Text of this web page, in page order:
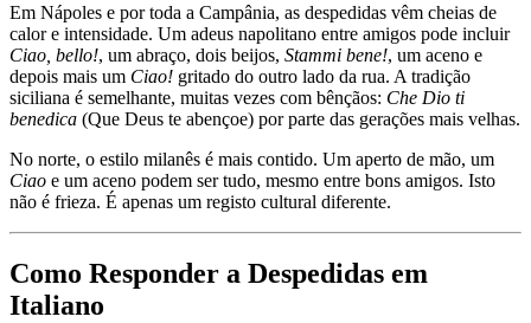
Em Nápoles e por toda a Campânia, as despedidas vêm cheias de
calor e intensidade. Um adeus napolitano entre amigos pode incluir
Ciao, bello!, um abraço, dois beijos, Stammi bene!, um aceno e
depois mais um Ciao! gritado do outro lado da rua. A tradição
siciliana é semelhante, muitas vezes com bênçãos: Che Dio ti
benedica (Que Deus te abençoe) por parte das gerações mais velhas.
No norte, o estilo milanês é mais contido. Um aperto de mão, um
Ciao e um aceno podem ser tudo, mesmo entre bons amigos. Isto
não é frieza. É apenas um registo cultural diferente.
Como Responder a Despedidas em
Italiano